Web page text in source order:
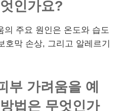
인가요?
의 주요 원인은 온도와 습도
호막 손상, 그리고 알레르기
부 가려움을 예
법은 무엇인가